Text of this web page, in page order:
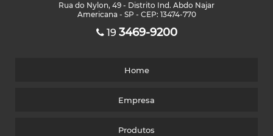
Rua do Nylon, 49 - Distrito Ind. Abdo Najar
Americana - SP - CEP: 13474-770
19 3469-9200
Home
Empresa
Produtos